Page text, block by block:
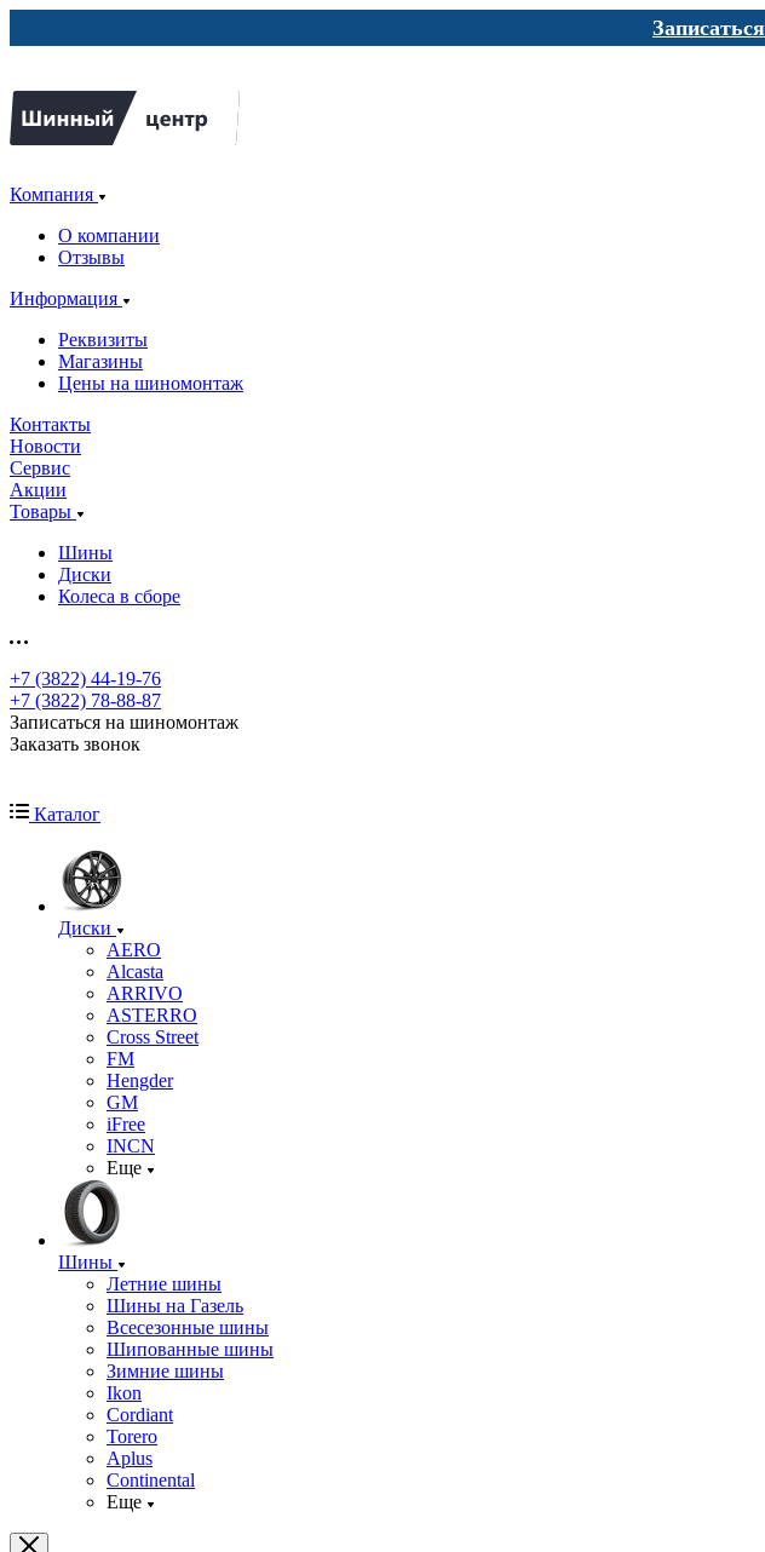
Компания
О компании
Отзывы
Информация
Реквизиты
Магазины
Цены на шиномонтаж
Контакты
Новости
Сервис
Акции
Товары
Шины
Диски
Колеса в сборе
+7 (3822) 44-19-76
+7 (3822) 78-88-87
Записаться на шиномонтаж
Заказать звонок
Каталог
Диски
AERO
Alcasta
ARRIVO
ASTERRO
Cross Street
FM
Hengder
GM
iFree
INCN
Еще
Шины
Летние шины
Шины на Газель
Всесезонные шины
Шипованные шины
Зимние шины
Ikon
Cordiant
Torero
Aplus
Continental
Еще